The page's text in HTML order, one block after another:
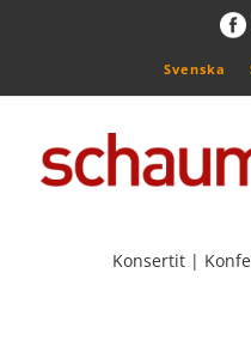
Svenska
Konsertit |